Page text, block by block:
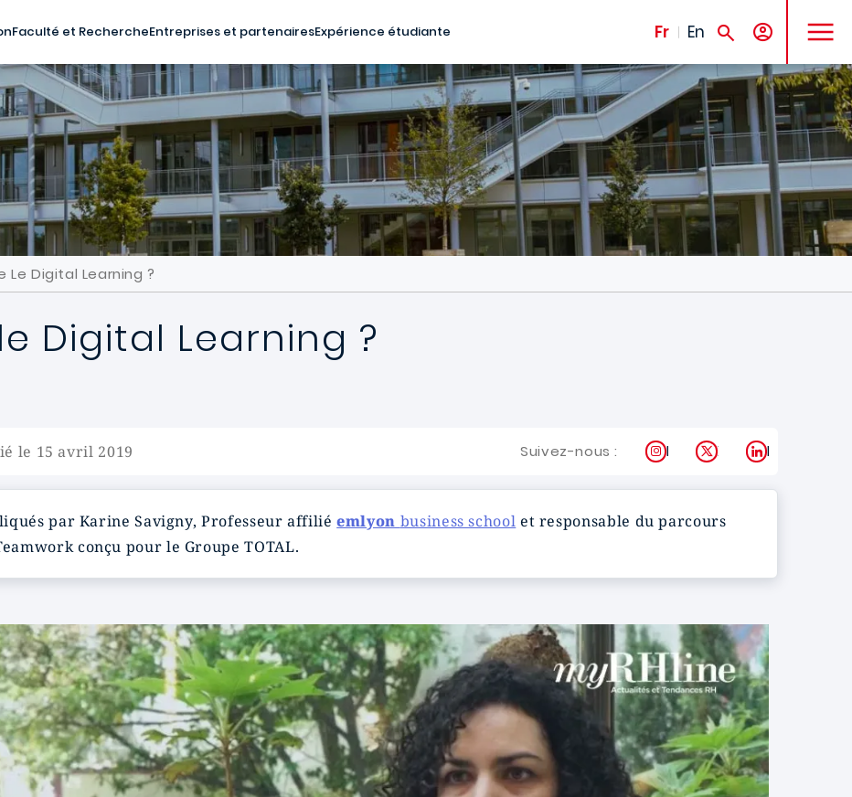
Faculté et RechercheEntreprises et partenairesExpérience étudiante Fr En
MENU
Le Digital Learning ?
Digital Learning ?
le 15 avril 2019 Suivez-nous : Instagram
X LinkedIn
par Karine Savigny, Professeur affiliéemlyon business school et responsable du parcours
conçu pour le Groupe TOTAL.